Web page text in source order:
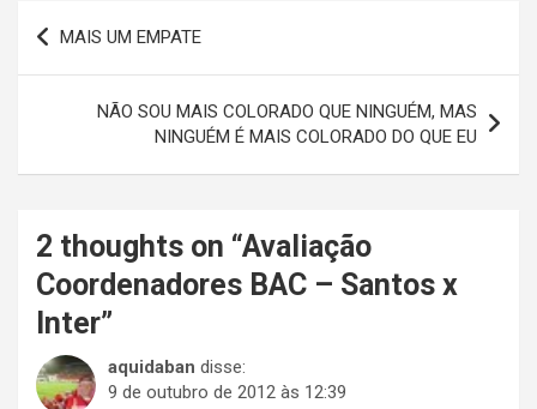
Navegação
de
MAIS UM EMPATE
NÃO SOU MAIS COLORADO QUE NINGUÉM, MAS
NINGUÉM É MAIS COLORADO DO QUE EU
2 thoughts on “Avaliação
Coordenadores BAC – Santos x
Inter”
aquidaban disse:
9 de outubro de 2012 às 12:39